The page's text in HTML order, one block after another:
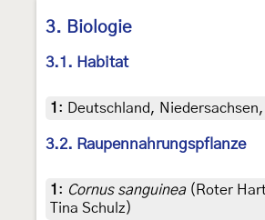
3. Biologie
3.1. Habitat
1 : Deutschland,
3.2. Raupennahrungspflanze
1 : Cornus sanguinea(Roter
Tina Schulz)